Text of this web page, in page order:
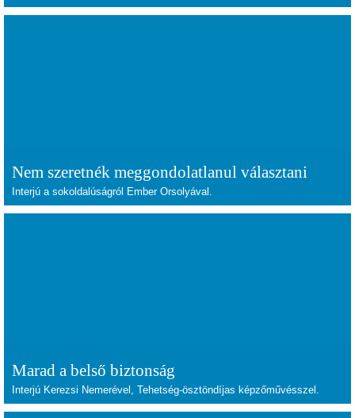
Nem szeretnék meggondolatlanul választani
Interjú a sokoldalúságról Ember Orsolyával.
Marad a belső biztonság
Interjú Kerezsi Nemerével, Tehetség-ösztöndíjas képzőművésszel.